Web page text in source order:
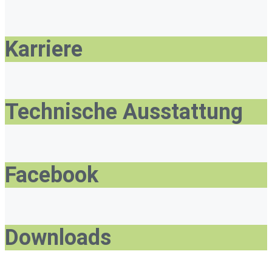
Karriere
Technische Ausstattung
Facebook
Downloads